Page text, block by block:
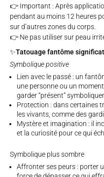
👉 Important : Après
pendant au moins 12 heures
sur d’autres zones du corps.
👉 Ne pas utiliser sur peau
✨Tatouage fantôme
Symbolique positive
Lien avec le passé : un
une personne ou un
garder “présent”
Protection : dans certaines
les vivants, comme des
Mystère et imagination : il
et la curiosité pour ce qui
Symbolique plus sombre
Affronter ses peurs : porter